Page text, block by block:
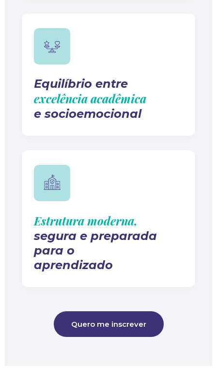
Equilíbrio entre
excelência acadêmica
e socioemocional
Estrutura moderna,
segura e preparada
para o
aprendizado
Quero me inscrever